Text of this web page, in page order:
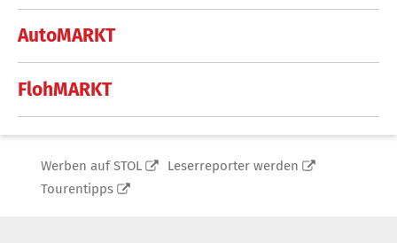
AutoMARKT
FlohMARKT
Werben auf STOL
Leserreporter werden
Tourentipps